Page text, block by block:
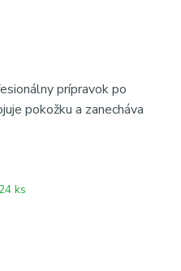
prípravok po
pokožku a zanecháva
ks